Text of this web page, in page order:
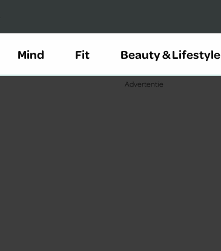
Mind Fit Beauty & Lifestyle